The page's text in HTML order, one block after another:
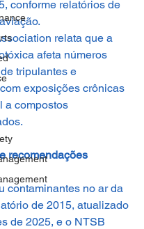
conforme relatórios de
relata que a
afeta números
tripulantes e
exposições crônicas
a compostos
recomendações
contaminantes no ar da
de 2015, atualizado
de 2025, e o NTSB